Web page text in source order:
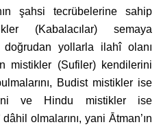
şahsi tecrübelerine sahip
(Kabalacılar) semaya
yollarla ilahî olanı
mistikler (Sufiler) kendilerini
Budist mistikler ise
ve Hindu mistikler ise
olmalarını, yani Ātman’ın